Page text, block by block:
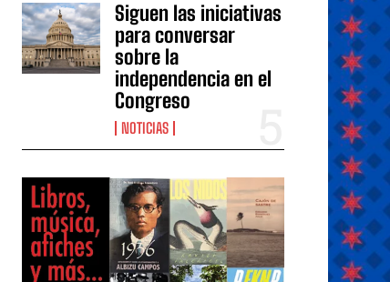
Siguen las iniciativas
para conversar
sobre la
independencia en el
Congreso
NOTICIAS